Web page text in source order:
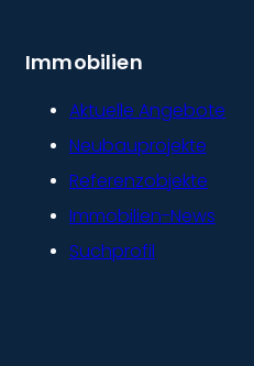
Immobilien
Aktuelle Angebote
Neubauprojekte
Referenzobjekte
Immobilien-News
Suchprofil